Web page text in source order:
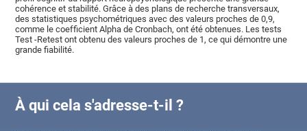
cohérence et stabilité. Grâce à des plans de recherche transversaux,
des statistiques psychométriques avec des valeurs proches de 0,9,
comme le coefficient Alpha de Cronbach, ont été obtenues. Les tests
Test -Retest ont obtenu des valeurs proches de 1, ce qui démontre une
grande fiabilité.
À qui cela s'adresse-t-il ?